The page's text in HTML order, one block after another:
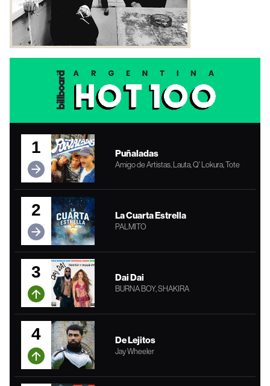
1 Puñaladas
Amigo de Artistas, Lauta, Q' Lokura, Tote
2 La Cuarta Estrella
PALMITO
3 Dai Dai
BURNA BOY, SHAKIRA
4 De Lejitos
Jay Wheeler